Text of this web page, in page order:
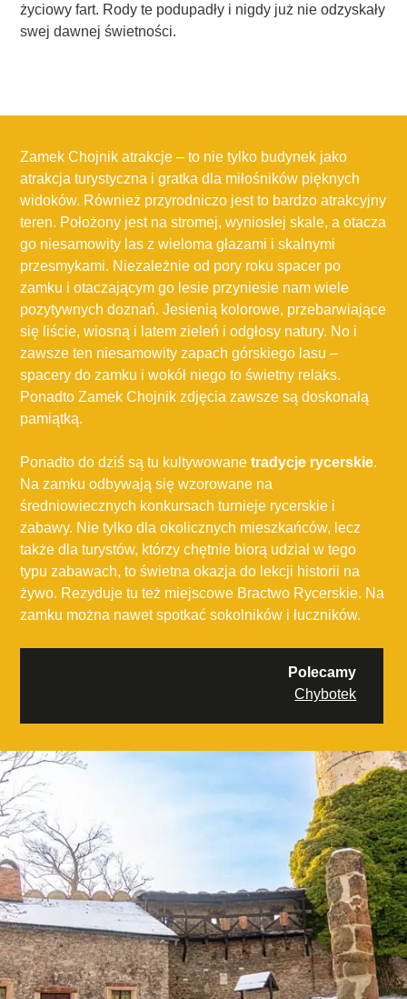
życiowy fart. Rody te podupadły i nigdy już nie odzyskały
swej dawnej świetności.
Zamek Chojnik atrakcje – to nie tylko budynek jako
atrakcja turystyczna i gratka dla miłośników pięknych
widoków. Również przyrodniczo jest to bardzo atrakcyjny
teren. Położony jest na stromej, wyniosłej skale, a otacza
go niesamowity las z wieloma głazami i skalnymi
przesmykami. Niezależnie od pory roku spacer po
zamku i otaczającym go lesie przyniesie nam wiele
pozytywnych doznań. Jesienią kolorowe, przebarwiające
się liście, wiosną i latem zieleń i odgłosy natury. No i
zawsze ten niesamowity zapach górskiego lasu –
spacery do zamku i wokół niego to świetny relaks.
Ponadto Zamek Chojnik zdjęcia zawsze są doskonałą
pamiątką.
Ponadto do dziś są tu kultywowanetradycje rycerskie.
Na zamku odbywają się wzorowane na
średniowiecznych konkursach turnieje rycerskie i
zabawy. Nie tylko dla okolicznych mieszkańców, lecz
także dla turystów, którzy chętnie biorą udział w tego
typu zabawach, to świetna okazja do lekcji historii na
żywo. Rezyduje tu też miejscowe Bractwo Rycerskie. Na
zamku można nawet spotkać sokolników i łuczników.
Polecamy
Chybotek